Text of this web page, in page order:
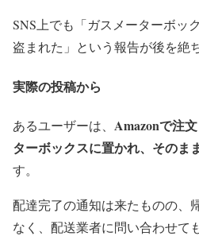
SNS上でも「ガスメーターボッ
盗まれた」という報告が後を絶
実際の投稿から
あるユーザーは、 Amazonで注
ターボックスに置かれ、そのま
す。
配達完了の通知は来たものの、
なく、配送業者に問い合わせて